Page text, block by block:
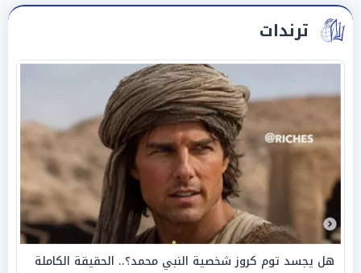
ترندات
هل يجسد توم كروز شخصية النبي محمد؟.. الحقيقة الكاملة